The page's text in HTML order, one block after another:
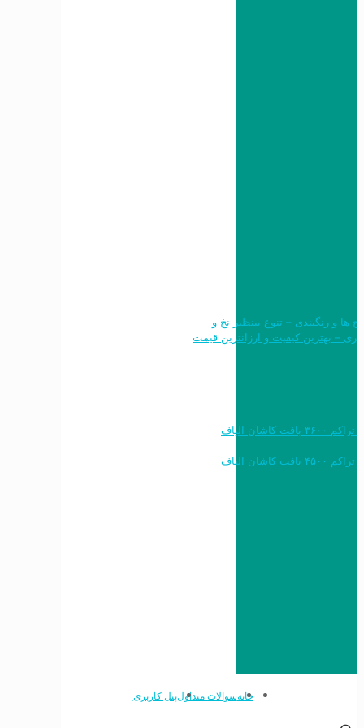
طرح ها و رنگبندی – تنوع بینظیر نخ و
خرید به قیمت فرش ماشینی ۱۲۰۰ شانه تراکم ۳۶۰۰ بافت کاشان الیاف
خرید به قیمت فرش ماشینی ۱۵۰۰ شانه تراکم ۴۵۰۰ بافت کاشان الیاف
خانهسوالات متداولپنل کاربری